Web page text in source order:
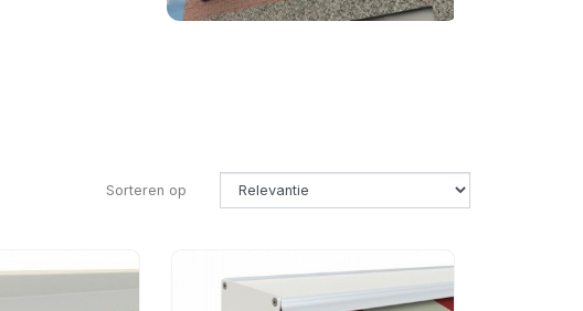
Sorteren op